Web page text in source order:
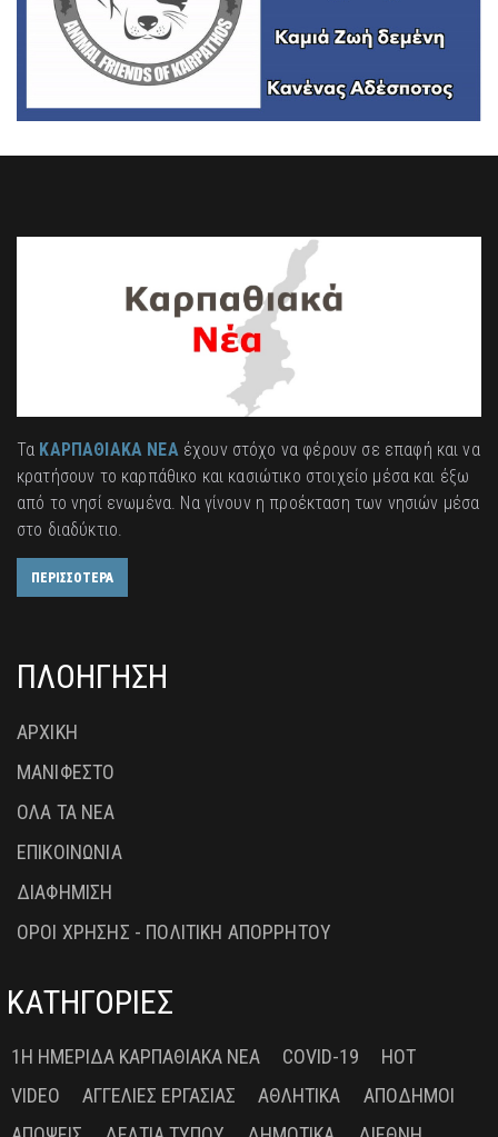
Τα ΚΑΡΠΑΘΙΑΚΑ ΝΕΑέχουν στόχο να φέρουν σε επαφή και να
κρατήσουν το καρπάθικο και κασιώτικο στοιχείο μέσα και έξω
από το νησί ενωμένα. Να γίνουν η προέκταση των νησιών μέσα
στο διαδύκτιο.
ΠΕΡΙΣΣΟΤΕΡΑ
ΠΛΟΗΓΗΣΗ
ΑΡΧΙΚΗ
ΜΑΝΙΦΕΣΤΟ
ΟΛΑ ΤΑ ΝΕΑ
ΕΠΙΚΟΙΝΩΝΙΑ
ΔΙΑΦΗΜΙΣΗ
ΟΡΟΙ ΧΡΗΣΗΣ - ΠΟΛΙΤΙΚΗ ΑΠΟΡΡΗΤΟΥ
ΚΑΤΗΓΟΡΙΕΣ
1Η ΗΜΕΡΊΔΑ ΚΑΡΠΑΘΙΑΚΆ ΝΈΑ COVID-19
HOT
VIDEO
ΑΓΓΕΛΊΕΣ ΕΡΓΑΣΊΑΣ ΑΘΛΗΤΙΚΆ
ΑΠΌΔΗΜΟΙ